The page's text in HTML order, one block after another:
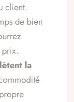
client.
de bien
prix.
la